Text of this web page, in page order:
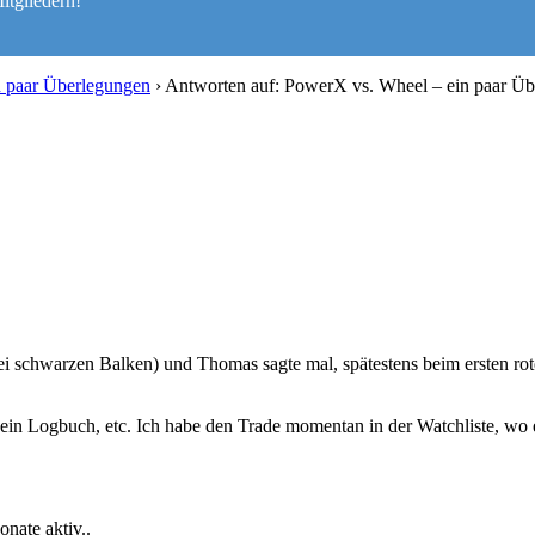
Überlegungen › Antworten auf: PowerX vs. Wheel – ein paar
Balken) und Thomas sagte mal, spätestens beim
Logbuch, etc. Ich habe den Trade momentan in der Watchliste, wo
aktiv..